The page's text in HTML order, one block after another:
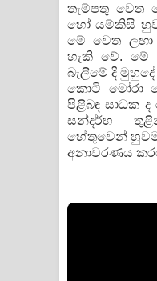
තැම්පතු වෙත
හෝ යම්කිසි
මේ වෙත
හැකි වේ. මේ
බැලීමේ දී
කොටි මෝරා
පිළිබඳ සාධක
සන්දර්භ
හේතුවෙන්
අනාවරණය